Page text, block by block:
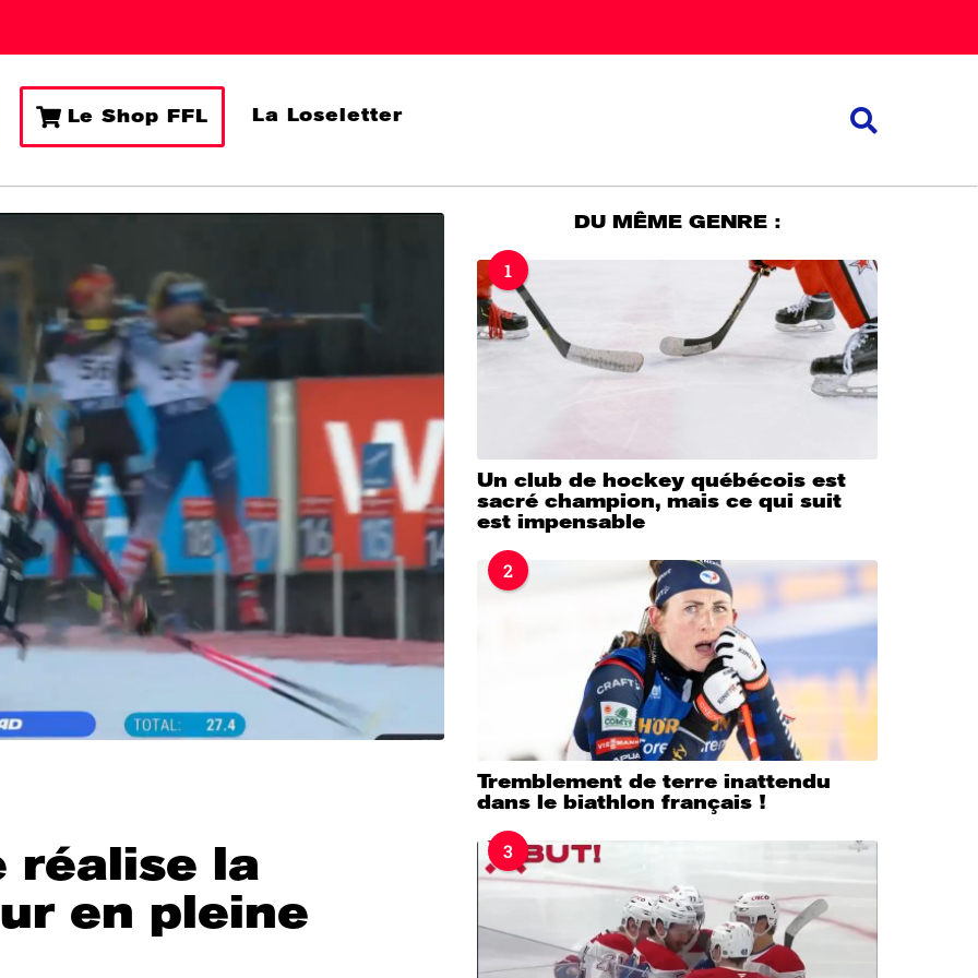
Le Shop FFL La Loseletter
réalise la
en pleine
DU MÊME GENRE :
1
Un club de hockey québécois est
sacré champion, mais ce qui suit
est impensable
2
Tremblement de terre inattendu
dans le biathlon français !
3